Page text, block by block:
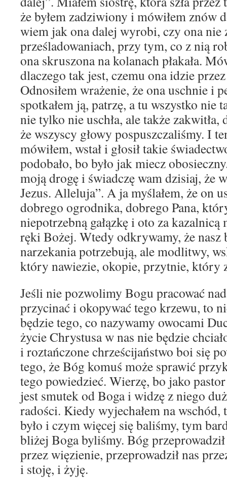
że byłem zadziwiony i mówiłem znów
wiem jak ona dalej wyrobi, czy ona
prześladowaniach, przy tym, co z nią
ona skruszona na kolanach płakała.
dlaczego tak jest, czemu ona idzie
Odnosiłem wrażenie, że ona uschnie i
spotkałem ją, patrzę, a tu wszystko nie
nie tylko nie uschła, ale także zakwitła,
że wszyscy głowy pospuszczaliśmy. I
mówiłem, wstał i głosił takie
podobało, bo było jak miecz
moją drogę i świadczę wam dzisiaj, że
Jezus. Alleluja”. A ja myślałem, że on
dobrego ogrodnika, dobrego Pana,
niepotrzebną gałązkę i oto za kazalnicą
ręki Bożej. Wtedy odkrywamy, że nasz
narzekania potrzebują, ale modlitwy,
który nawiezie, okopie, przytnie, który
Jeśli nie pozwolimy Bogu pracować
przycinać i okopywać tego krzewu, to
będzie tego, co nazywamy owocami
życie Chrystusa w nas nie będzie
i roztańczone chrześcijaństwo boi się
tego, że Bóg komuś może sprawić
tego powiedzieć. Wierzę, bo jako
jest smutek od Boga i widzę z niego
radości. Kiedy wyjechałem na
było i czym więcej się baliśmy, tym
bliżej Boga byliśmy. Bóg
przez więzienie, przeprowadził nas
i stoję, i żyję.